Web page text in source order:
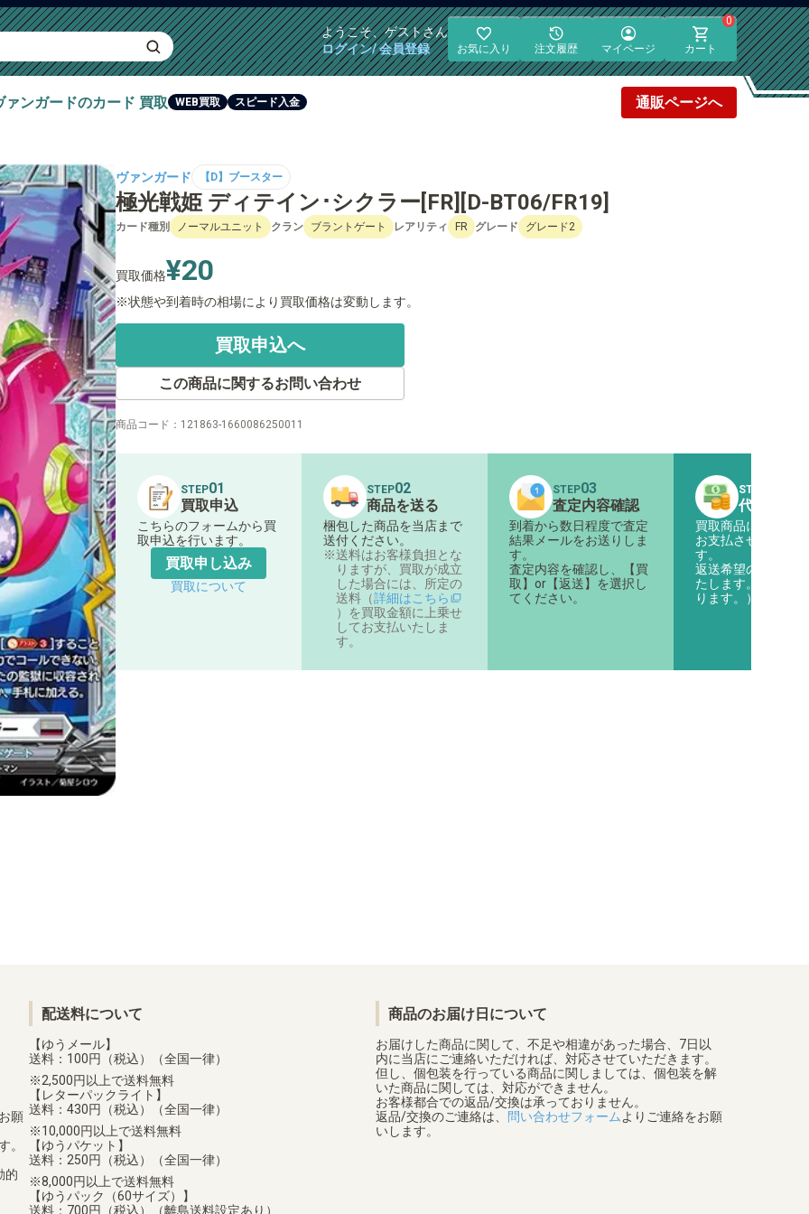
ようこそ、ゲストさん
ログイン/ 会員登録
お気に入り 注文履歴 マイページ
0
カート
ァンガードのカード 買取 WEB買取 スピード入金 通販ページへ
ヴァンガード 【D】ブースター
極光戦姫 ディテイン･シクラー[FR][D-BT06/FR19]
カード種別 ノーマルユニット クラン ブラントゲート レアリティ FR グレード グレード2
買取価格¥20
状態や到着時の相場により買取価格は変動します。
買取申込へ
この商品に関するお問い合わせ
商品コード： 121863-1660086250011
STEP01
買取申込
こちらのフォームから買
取申込を行います。
買取申し込み
買取について
STEP02
商品を送る
梱包した商品を当店まで
送付ください。
送料はお客様負担とな
りますが、買取が成立
した場合には、所定の
送料（詳細はこちら
）を買取金額に上乗せ
してお支払いたしま
す。
STEP03
査定内容確認
到着から数日程度で査定
結果メールをお送りしま
す。
査定内容を確認し、【買
取】or【返送】を選択し
てください。
STEP
代金のお
買取商品に対する
お支払させていた
す。
返送希望の商品は
たします。（着払
ります。）
願
。
的
配送料について
【ゆうメール】
送料：100円（税込）（全国一律）
2,500円以上で送料無料
【レターパックライト】
送料：430円（税込）（全国一律）
10,000円以上で送料無料
【ゆうパケット】
送料：250円（税込）（全国一律）
8,000円以上で送料無料
【ゆうパック（60サイズ）】
送料：700円（税込）（離島送料設定あり）
商品のお届け日について
お届けした商品に関して、不足や相違があった場合、7日以
内に当店にご連絡いただければ、対応させていただきます。
但し、個包装を行っている商品に関しましては、個包装を解
いた商品に関しては、対応ができません。
お客様都合での返品/交換は承っておりません。
返品/交換のご連絡は、
問い合わせフォームよりご連絡をお願
いします。